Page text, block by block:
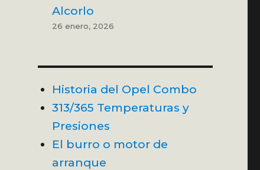
Alcorlo
26 enero, 2026
Historia del Opel Combo
313/365 Temperaturas y
Presiones
El burro o motor de
arranque